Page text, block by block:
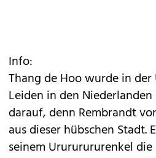
Info:
Thang de Hoo wurde in
Leiden in den
darauf, denn Rembrandt
aus dieser hübschen Stadt.
seinem Urururururenkel